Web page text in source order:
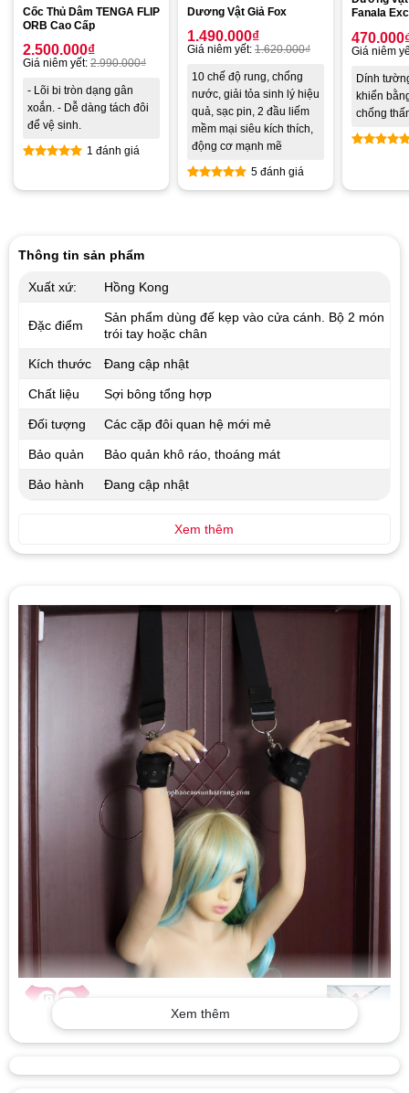
Cốc Thủ Dâm TENGA FLIP
ORB Cao Cấp
hạng5.00
2.500.000₫
Giá niêm yết: 2.990.000₫
- Lõi bi tròn dạng gân
xoắn. - Dễ dàng tách đôi
để vệ sinh.
1 đánh giá
Dương Vật Giả Fox
Được xếp
1.490.000₫
Giá niêm yết: 1.620.000₫
10 chế độ rung, chống
nước, giải tỏa sinh lý hiệu
quả, sạc pin, 2 đầu liếm
mềm mại siêu kích thích,
động cơ mạnh mẽ
5 đánh giá
Fanala
5 sao
470.000
Giá niêm
Dính
khiển
chống
Xem thêm
Thông tin sản phẩm
Xuất xứ: Hồng Kong
Đặc điểm
Sản phẩm dùng đế kẹp vào cửa cánh. Bộ 2 món
trói tay hoặc chân
Kích thước Đang cập nhật
Chất liệu Sợi bông tổng hợp
Đối tượng Các cặp đôi quan hệ mới mẻ
Bảo quản Bảo quản khô ráo, thoáng mát
Bảo hành Đang cập nhật
Xem thêm